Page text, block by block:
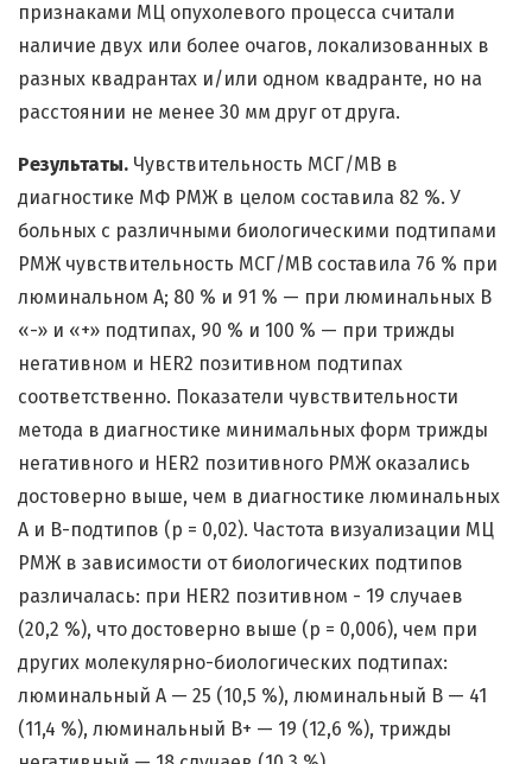
признаками МЦ опухолевого процесса считали
наличие двух или более очагов, локализованных в
разных квадрантах и/или одном квадранте, но на
расстоянии не менее 30 мм друг от друга.
Результаты. Чувствительность МСГ/МВ в
диагностике МФ РМЖ в целом составила 82 %. У
больных с различными биологическими подтипами
РМЖ чувствительность МСГ/МВ составила 76 % при
люминальном А; 80 % и 91 % — при люминальных В
«-» и «+» подтипах, 90 % и 100 % — при трижды
негативном и HER2 позитивном подтипах
соответственно. Показатели чувствительности
метода в диагностике минимальных форм трижды
негативного и HER2 позитивного РМЖ оказались
достоверно выше, чем в диагностике люминальных
А и В-подтипов (p = 0,02). Частота визуализации МЦ
РМЖ в зависимости от биологических подтипов
различалась: при HER2 позитивном - 19 случаев
(20,2 %), что достоверно выше (р = 0,006), чем при
других молекулярно-биологических подтипах:
люминальный A — 25 (10,5 %), люминальный B — 41
(11,4 %), люминальный B+ — 19 (12,6 %), трижды